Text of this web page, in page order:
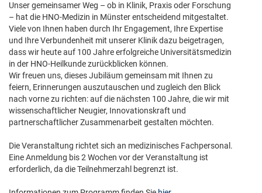
Unser gemeinsamer Weg – ob in Klinik, Praxis oder Forschung
– hat die HNO-Medizin in Münster entscheidend mitgestaltet.
Viele von Ihnen haben durch Ihr Engagement, Ihre Expertise
und Ihre Verbundenheit mit unserer Klinik dazu beigetragen,
dass wir heute auf 100 Jahre erfolgreiche Universitätsmedizin
in der HNO-Heilkunde zurückblicken können.
Wir freuen uns, dieses Jubiläum gemeinsam mit Ihnen zu
feiern, Erinnerungen auszutauschen und zugleich den Blick
nach vorne zu richten: auf die nächsten 100 Jahre, die wir mit
wissenschaftlicher Neugier, Innovationskraft und
partnerschaftlicher Zusammenarbeit gestalten möchten.
Die Veranstaltung richtet sich an medizinisches Fachpersonal.
Eine Anmeldung bis 2 Wochen vor der Veranstaltung ist
erforderlich, da die Teilnehmerzahl begrenzt ist.